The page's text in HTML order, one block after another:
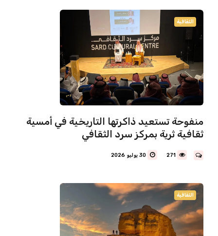
الثقافية
‏منفوحة تستعيد ذاكرتها التاريخية في أمسية
ثقافية ثرية بمركز سرد الثقافي
271 30 يوليو 2026
الثقافية